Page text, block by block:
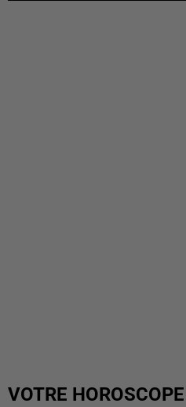
VOTRE HOROSCOPE